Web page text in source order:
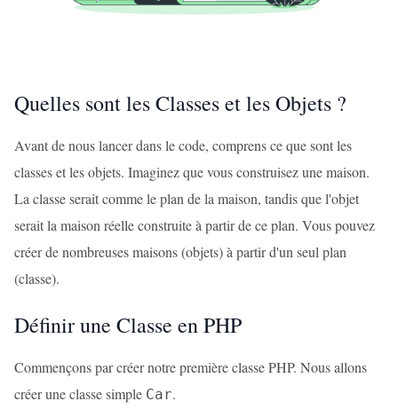
Quelles sont les Classes et les Objets ?
Avant de nous lancer dans le code, comprens ce que sont les
classes et les objets. Imaginez que vous construisez une maison.
La classe serait comme le plan de la maison, tandis que l'objet
serait la maison réelle construite à partir de ce plan. Vous pouvez
créer de nombreuses maisons (objets) à partir d'un seul plan
(classe).
Définir une Classe en PHP
Commençons par créer notre première classe PHP. Nous allons
créer une classe simple Car.